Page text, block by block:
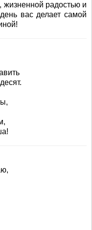
радостью и
вас делает самой